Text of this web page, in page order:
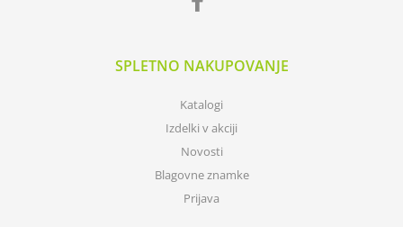
SPLETNO NAKUPOVANJE
Katalogi
Izdelki v akciji
Novosti
Blagovne znamke
Prijava